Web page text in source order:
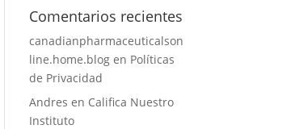
Comentarios recientes
canadianpharmaceuticalson
line.home.blog en Políticas
de Privacidad
Andres en Califica Nuestro
Instituto